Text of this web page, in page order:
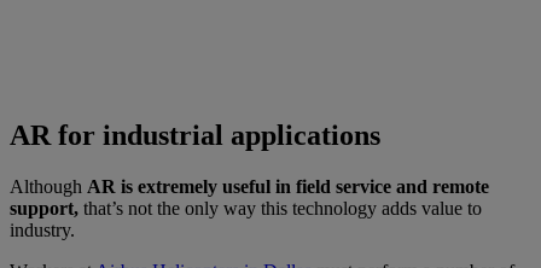
AR for industrial applications
Although AR is extremely useful in field service and remote
support, that’s not the only way this technology adds value to
industry.